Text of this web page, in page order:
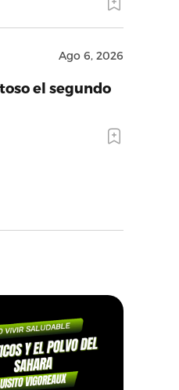
Ago 6, 2026
el segundo